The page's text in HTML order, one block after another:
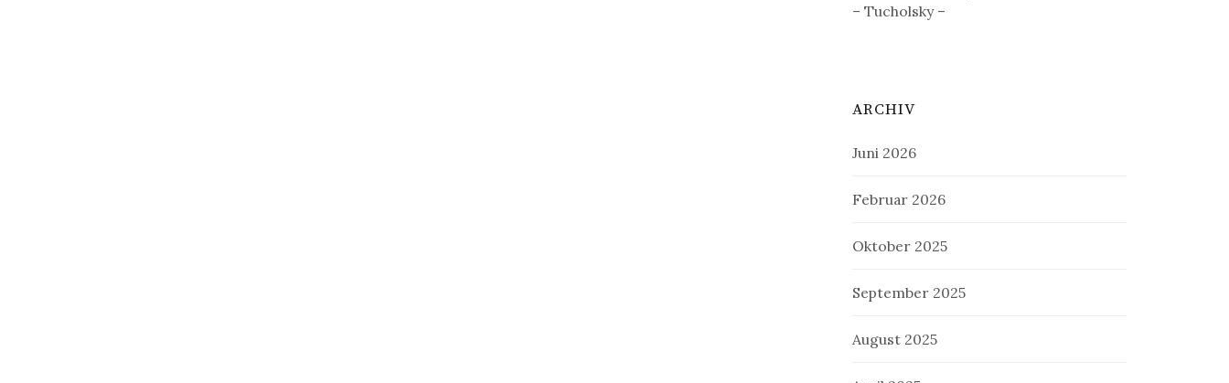
– Tucholsky –
ARCHIV
Juni 2026
Februar 2026
Oktober 2025
September 2025
August 2025